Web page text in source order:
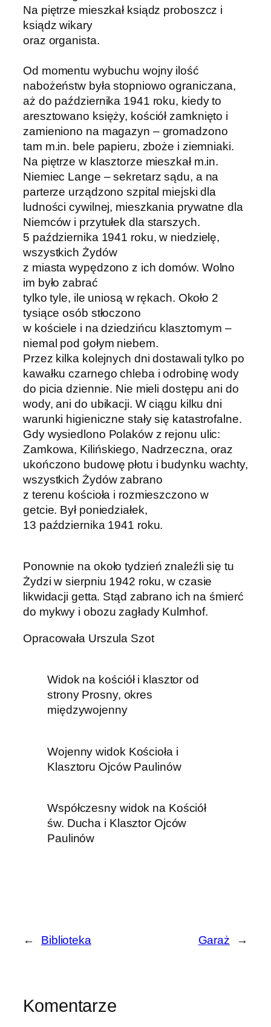
Na piętrze mieszkał ksiądz proboszcz i
ksiądz wikary
oraz organista.
Od momentu wybuchu wojny ilość
nabożeństw była stopniowo ograniczana,
aż do października 1941 roku, kiedy to
aresztowano księży, kościół zamknięto i
zamieniono na magazyn – gromadzono
tam m.in. bele papieru, zboże i ziemniaki.
Na piętrze w klasztorze mieszkał m.in.
Niemiec Lange – sekretarz sądu, a na
parterze urządzono szpital miejski dla
ludności cywilnej, mieszkania prywatne dla
Niemców i przytułek dla starszych.
5 października 1941 roku, w niedzielę,
wszystkich Żydów
z miasta wypędzono z ich domów. Wolno
im było zabrać
tylko tyle, ile uniosą w rękach. Około 2
tysiące osób stłoczono
w kościele i na dziedzińcu klasztornym –
niemal pod gołym niebem.
Przez kilka kolejnych dni dostawali tylko po
kawałku czarnego chleba i odrobinę wody
do picia dziennie. Nie mieli dostępu ani do
wody, ani do ubikacji. W ciągu kilku dni
warunki higieniczne stały się katastrofalne.
Gdy wysiedlono Polaków z rejonu ulic:
Zamkowa, Kilińskiego, Nadrzeczna, oraz
ukończono budowę płotu i budynku wachty,
wszystkich Żydów zabrano
z terenu kościoła i rozmieszczono w
getcie. Był poniedziałek,
13 października 1941 roku.
Ponownie na około tydzień znaleźli się tu
Żydzi w sierpniu 1942 roku, w czasie
likwidacji getta. Stąd zabrano ich na śmierć
do mykwy i obozu zagłady Kulmhof.
Opracowała Urszula Szot
Widok na kościół i klasztor od
strony Prosny, okres
międzywojenny
Wojenny widok Kościoła i
Klasztoru Ojców Paulinów
Współczesny widok na Kościół
św. Ducha i Klasztor Ojców
Paulinów
← Biblioteka Garaż →
Komentarze